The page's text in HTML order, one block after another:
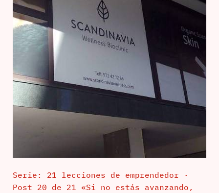
Serie: 21 lecciones de emprendedor ·
Post 20 de 21 «Si no estás avanzando,